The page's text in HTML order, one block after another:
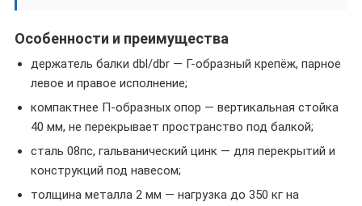
Особенности и преимущества
держатель балки dbl/dbr — Г-образный крепёж, парное
левое и правое исполнение;
компактнее П-образных опор — вертикальная стойка
40 мм, не перекрывает пространство под балкой;
сталь 08пс, гальванический цинк — для перекрытий и
конструкций под навесом;
толщина металла 2 мм — нагрузка до 350 кг на